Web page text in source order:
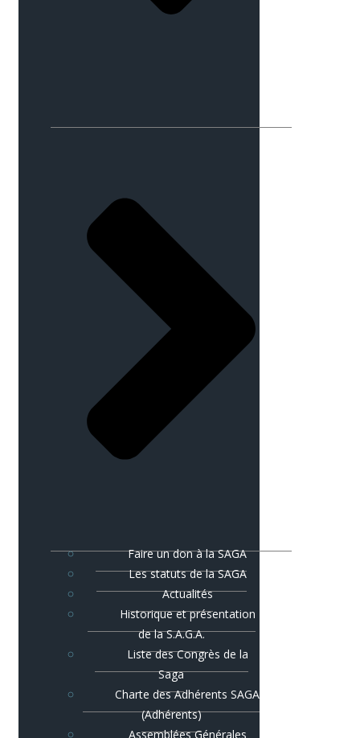
Faire un don à la SAGA
Les statuts de la SAGA
Actualités
Historique et présentation
de la S.A.G.A.
Liste des Congrès de la
Saga
Charte des Adhérents SAGA
(Adhérents)
Assemblées Générales